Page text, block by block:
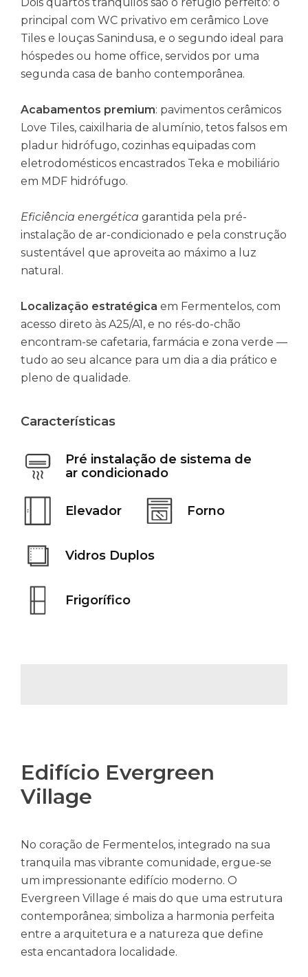
principal com WC privativo em cerâmico Love
Tiles e louças Sanindusa, e o segundo ideal para
hóspedes ou home office, servidos por uma
segunda casa de banho contemporânea.
Acabamentos premium: pavimentos cerâmicos
Love Tiles, caixilharia de alumínio, tetos falsos em
pladur hidrófugo, cozinhas equipadas com
eletrodomésticos encastrados Teka e mobiliário
em MDF hidrófugo.
Eficiência energética garantida pela pré-
instalação de ar-condicionado e pela construção
sustentável que aproveita ao máximo a luz
natural.
Localização estratégica em Fermentelos, com
acesso direto às A25/A1, e no rés-do-chão
encontram-se cafetaria, farmácia e zona verde —
tudo ao seu alcance para um dia a dia prático e
pleno de qualidade.
Características
Pré instalação de sistema de
ar condicionado
Elevador Forno
Vidros Duplos
Frigorífico
Edifício Evergreen
Village
No coração de Fermentelos, integrado na sua
tranquila mas vibrante comunidade, ergue-se
um impressionante edifício moderno. O
Evergreen Village é mais do que uma estrutura
contemporânea; simboliza a harmonia perfeita
entre a arquitetura e a natureza que define
esta encantadora localidade.